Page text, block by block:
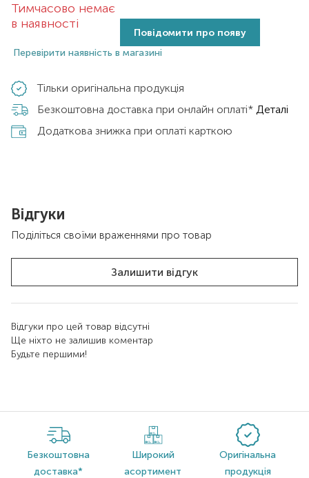
Тимчасово немає
в наявності
Повідомити про появу
Перевірити наявність в магазині
Тільки оригінальна продукція
Безкоштовна доставка при онлайн оплаті* Деталі
Додаткова знижка при оплаті карткою
Відгуки
Поділіться своїми враженнями про товар
Залишити відгук
Відгуки про цей товар відсутні
Ще ніхто не залишив коментар
Будьте першими!
Безкоштовна
доставка*
Широкий
асортимент
Оригінальна
продукція